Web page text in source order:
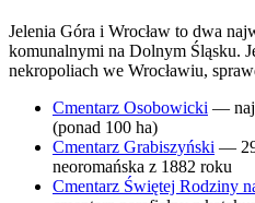
Jelenia Góra i Wrocław to dwa
komunalnymi na Dolnym Śląsku.
nekropoliach we Wrocławiu,
Cmentarz Osobowicki —
(ponad 100 ha)
Cmentarz Grabiszyński — 29
neoromańska z 1882 roku
Cmentarz Świętej Rodziny